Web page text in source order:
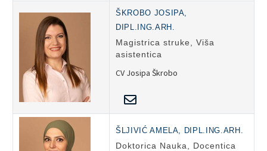
ŠKROBO JOSIPA,
DIPL.ING.ARH.
Magistrica struke, Viša
asistentica
CV Josipa Škrobo
ŠLJIVIĆ AMELA, DIPL.ING.ARH.
Doktorica Nauka, Docentica